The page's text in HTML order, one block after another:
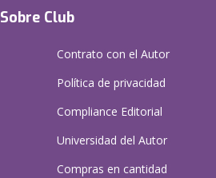
Sobre Club
Contrato con el Autor
Política de privacidad
Compliance Editorial
Universidad del Autor
Compras en cantidad